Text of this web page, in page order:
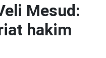
Mesud:
hakim